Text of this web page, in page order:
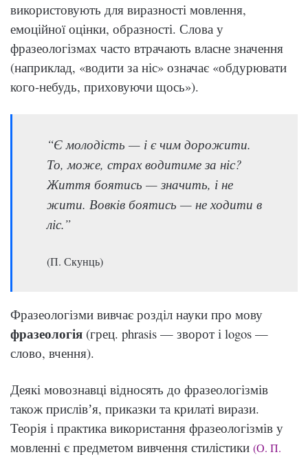
використовують для виразності мовлення,
емоційної оцінки, образності. Слова у
фразеологізмах часто втрачають власне значення
(наприклад, «водити за ніс» означає «обдурювати
кого-небудь, приховуючи щось»).
“Є молодість — і є чим дорожити.
То, може, страх водитиме за ніс?
Життя боятись — значить, і не
жити. Вовків боятись — не ходити в
ліс.”
(П. Скунць)
Фразеологізми вивчає розділ науки про мову
фразеологія (грец. phrasis — зворот і logos —
слово, вчення).
Деякі мовознавці відносять до фразеологізмів
також прислівʼя, приказки та крилаті вирази.
Теорія і практика використання фразеологізмів у
мовленні є предметом вивчення стилістики (О. П.